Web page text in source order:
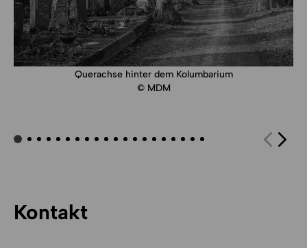
Querachse hinter dem Kolumbarium
© MDM
Kontakt